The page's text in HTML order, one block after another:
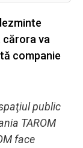
va
companie
public
TAROM
face